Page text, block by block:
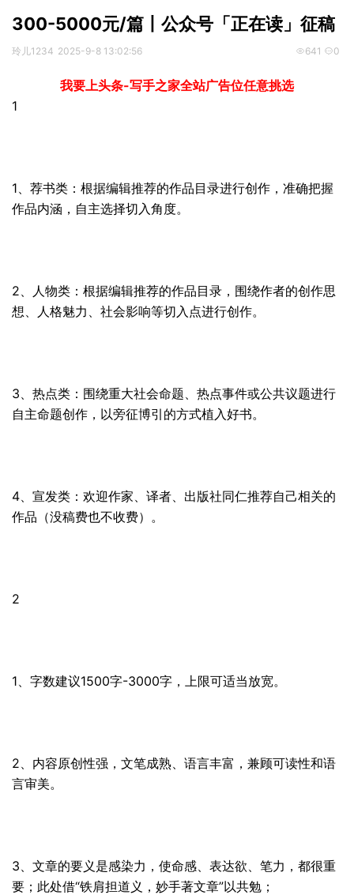
300-5000元/篇丨公众号「正在读」征稿
玲儿1234 2025-9-8 13:02:56 641 0
我要上头条-写手之家全站广告位任意挑选
1
1、荐书类：根据编辑推荐的作品目录进行创作，准确把握
作品内涵，自主选择切入角度。
2、人物类：根据编辑推荐的作品目录，围绕作者的创作思
想、人格魅力、社会影响等切入点进行创作。
3、热点类：围绕重大社会命题、热点事件或公共议题进行
自主命题创作，以旁征博引的方式植入好书。
4、宣发类：欢迎作家、译者、 出版社同仁推荐自己相关的
作品（没稿费也不收费）。
2
1、字数建议1500字-3000字，上限可适当放宽。
2、内容原创性强，文笔成熟、语言丰富，兼顾可读性和语
言审美。
3、文章的要义是感染力，使命感、表达欲、笔力，都很重
要；此处借“铁肩担道义，妙手著文章”以共勉；